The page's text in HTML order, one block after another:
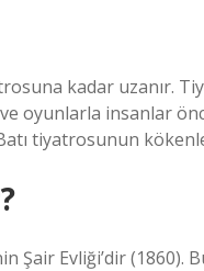
kadar uzanır.
oyunlarla insanlar
tiyatrosunun
Şair Evliği’dir